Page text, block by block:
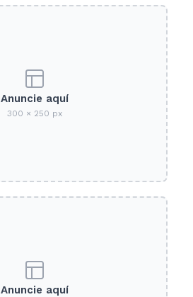
Anuncie aquí
300 × 250 px
Anuncie aquí